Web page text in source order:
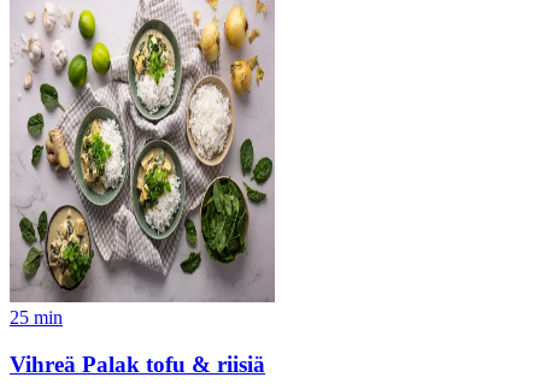
25 min
Vihreä Palak tofu & riisiä